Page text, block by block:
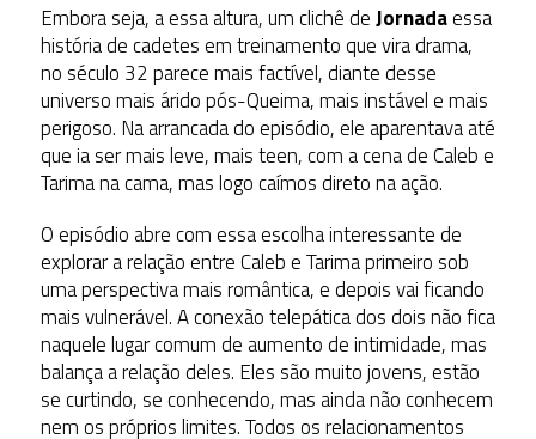
Embora seja, a essa altura, um clichê deJornadaessa
história de cadetes em treinamento que vira drama,
no século 32 parece mais factível, diante desse
universo mais árido pós-Queima, mais instável e mais
perigoso. Na arrancada do episódio, ele aparentava até
que ia ser mais leve, mais teen, com a cena de Caleb e
Tarima na cama, mas logo caímos direto na ação.
O episódio abre com essa escolha interessante de
explorar a relação entre Caleb e Tarima primeiro sob
uma perspectiva mais romântica, e depois vai ficando
mais vulnerável. A conexão telepática dos dois não fica
naquele lugar comum de aumento de intimidade, mas
balança a relação deles. Eles são muito jovens, estão
se curtindo, se conhecendo, mas ainda não conhecem
nem os próprios limites. Todos os relacionamentos